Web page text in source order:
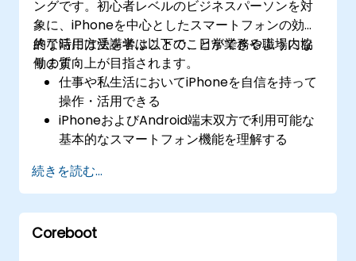
ングです。初心者レベルのビジネスパーソンを対
象に、iPhoneを中心としたスマートフォンの効果
的な活用方法を学ぶことで、日常業務や職場内協
働の質向上が目指されます。
終了時には受講者は以下のことができるようにな
ります：
仕事や私生活においてiPhoneを自信を持って
操作・活用できる
iPhoneおよびAndroid端末双方で利用可能な
基本的なスマートフォン機能を理解する
設定・カスタマイズできる
コミュニケーションや業務管理、生産性向上
に役立つ主要アプリを活用できる
スマートフォン上のセキュリティ設定および
続きを読む...
Coreboot